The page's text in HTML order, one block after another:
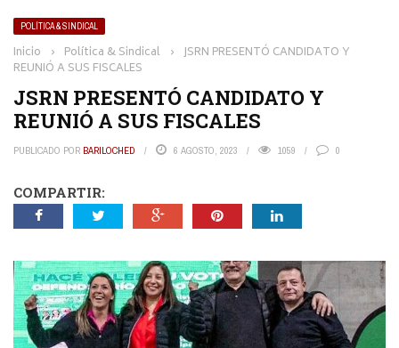
POLÍTICA & SINDICAL
Inicio › Política & Sindical › JSRN PRESENTÓ CANDIDATO Y
REUNIÓ A SUS FISCALES
JSRN PRESENTÓ CANDIDATO Y
REUNIÓ A SUS FISCALES
PUBLICADO POR BARILOCHED 6 AGOSTO, 2023 1059 0
COMPARTIR: